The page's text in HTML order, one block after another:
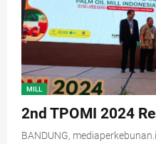
MILL
2nd TPOMI 2024
BANDUNG,